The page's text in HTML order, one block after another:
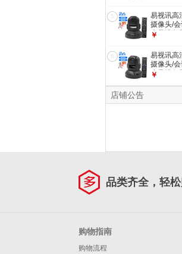
变会议摄
C10
5
易视讯高
摄像头/
克风设备
广角摄像
580S
￥
6
易视讯高
摄像头/
克风设备
￥
店铺公告
品类齐全，轻
购物指南
购物流程